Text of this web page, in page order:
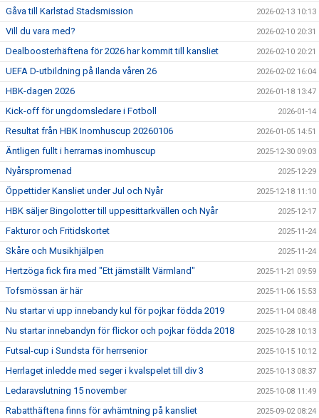
Gåva till Karlstad Stadsmission 2026-02-13 10:13
Vill du vara med? 2026-02-10 20:31
Dealboosterhäftena för 2026 har kommit till kansliet 2026-02-10 20:21
UEFA D-utbildning på Ilanda våren 26 2026-02-02 16:04
HBK-dagen 2026 2026-01-18 13:47
Kick-off för ungdomsledare i Fotboll 2026-01-14
Resultat från HBK Inomhuscup 20260106 2026-01-05 14:51
Äntligen fullt i herrarnas inomhuscup 2025-12-30 09:03
Nyårspromenad 2025-12-29
Öppettider Kansliet under Jul och Nyår 2025-12-18 11:10
HBK säljer Bingolotter till uppesittarkvällen och Nyår 2025-12-17
Fakturor och Fritidskortet 2025-11-24
Skåre och Musikhjälpen 2025-11-24
Hertzöga fick fira med "Ett jämställt Värmland" 2025-11-21 09:59
Tofsmössan är här 2025-11-06 15:53
Nu startar vi upp innebandy kul för pojkar födda 2019 2025-11-04 08:48
Nu startar innebandyn för flickor och pojkar födda 2018 2025-10-28 10:13
Futsal-cup i Sundsta för herrsenior 2025-10-15 10:12
Herrlaget inledde med seger i kvalspelet till div 3 2025-10-13 08:37
Ledaravslutning 15 november 2025-10-08 11:49
Rabatthäftena finns för avhämtning på kansliet 2025-09-02 08:24